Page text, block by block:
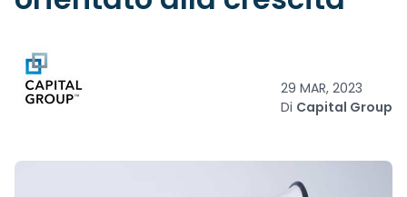
29 MAR, 2023
Di Capital Group